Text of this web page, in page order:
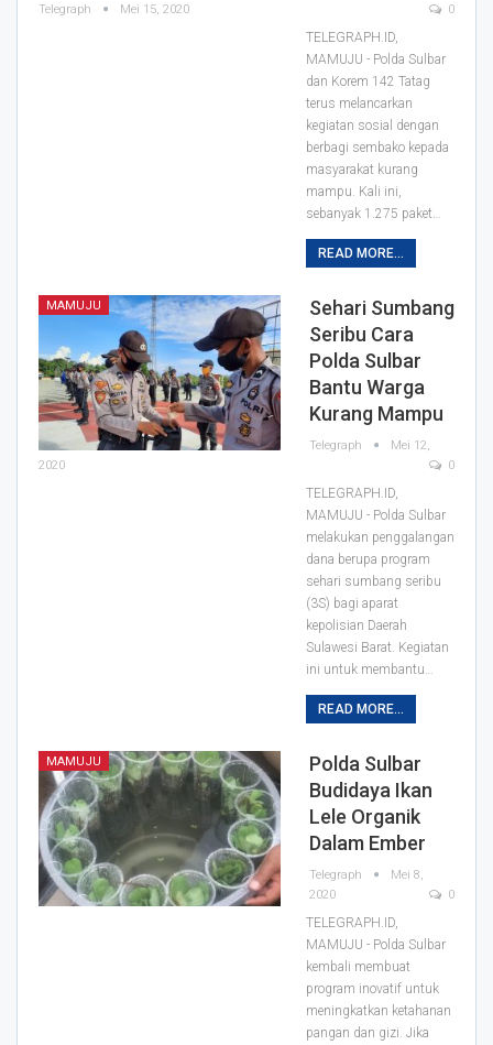
Telegraph Mei 15, 2020 0
TELEGRAPH.ID,
MAMUJU - Polda Sulbar
dan Korem 142 Tatag
terus melancarkan
kegiatan sosial dengan
berbagi sembako kepada
masyarakat kurang
mampu. Kali ini,
sebanyak 1.275 paket…
READ MORE...
MAMUJU
Sehari Sumbang
Seribu Cara
Polda Sulbar
Bantu Warga
Kurang Mampu
Telegraph
Mei 12,
2020
0
TELEGRAPH.ID,
MAMUJU - Polda Sulbar
melakukan penggalangan
dana berupa program
sehari sumbang seribu
(3S) bagi aparat
kepolisian Daerah
Sulawesi Barat. Kegiatan
ini untuk membantu…
READ MORE...
MAMUJU
Polda Sulbar
Budidaya Ikan
Lele Organik
Dalam Ember
Telegraph
Mei 8,
2020
0
TELEGRAPH.ID,
MAMUJU - Polda Sulbar
kembali membuat
program inovatif untuk
meningkatkan ketahanan
pangan dan gizi. Jika